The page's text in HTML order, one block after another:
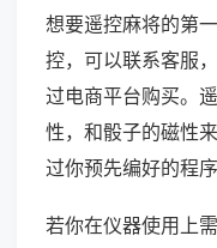
想要遥控麻将的第
控，可以联系客服
过电商平台购买。
性，和骰子的磁性
过你预先编好的程序
若你在仪器使用上